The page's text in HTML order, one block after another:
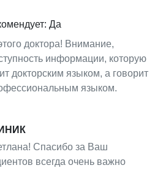
Да
доктора! Внимание,
информации, которую
докторским языком, а говорит
языком.
Спасибо за Ваш
всегда очень важно